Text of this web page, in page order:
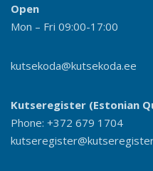
Open
Mon – Fri 09:00-17:00
kutsekoda@kutsekoda.ee
Kutseregister (Estonian
Phone: +372 679 1704